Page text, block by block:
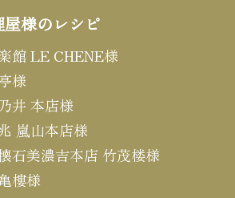
様のレシピ
館 LE CHENE様
様
井 本店様
嵐山本店様
石美濃吉本店 竹茂楼様
樓様